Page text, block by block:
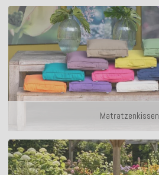
Matratzenkissen